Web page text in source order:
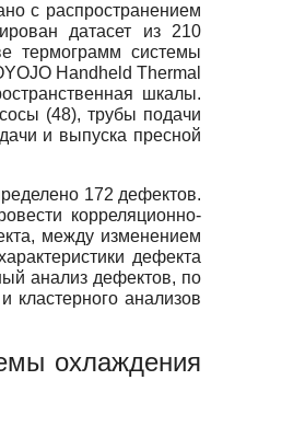
с распространением
датасет из 210
термограмм системы
Handheld Thermal
шкалы.
(48), трубы подачи
и выпуска пресной
172 дефектов.
корреляционно-
между изменением
дефекта
анализ дефектов, по
кластерного анализов
охлаждения